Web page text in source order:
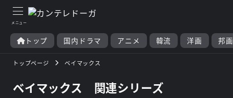
トップ 国内ドラマ アニメ 韓流 洋画 邦画
トップページ ベイマックス
ベイマックス 関連シリーズ